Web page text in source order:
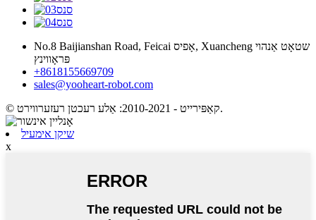
No.8 Baijianshan Road, Feicai אָפיס, Xuancheng שטאָט אַנהוי
פּראָווינץ
+8618155669709
sales@yooheart-robot.com
© קאַפּירייט - 2010-2021: אַלע רעכטן רעזערווירט.
שיקן אימעיל
x